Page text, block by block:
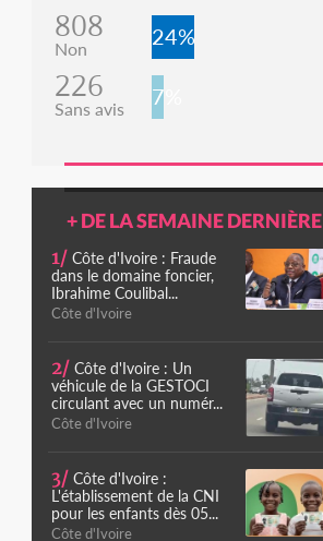
808
Non 24%
226
Sans avis 7%
+ DE LA SEMAINE DERNIÈRE
1/ Côte d'Ivoire : Fraude
dans le domaine foncier,
Ibrahime Coulibal...
Côte d'Ivoire
2/ Côte d'Ivoire : Un
véhicule de la GESTOCI
circulant avec un numér...
Côte d'Ivoire
3/ Côte d'Ivoire :
L'établissement de la CNI
pour les enfants dès 05...
Côte d'Ivoire